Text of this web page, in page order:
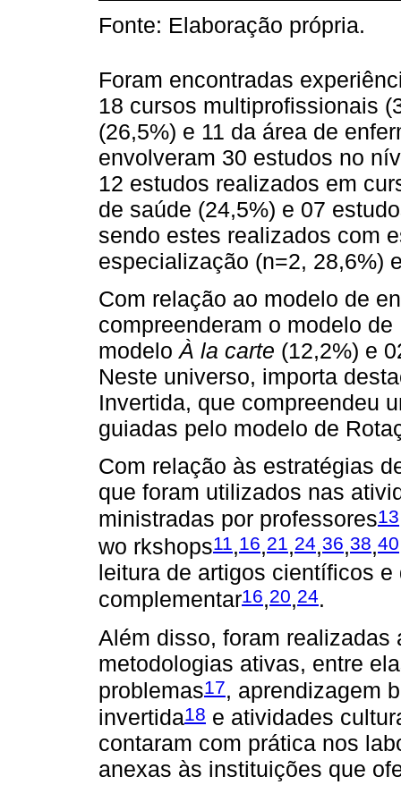
Fonte: Elaboração própria.
Foram encontradas
18 cursos multiprofissionais
(26,5%) e 11 da área de
envolveram 30 estudos no
12 estudos realizados em
de saúde (24,5%) e 07
sendo estes realizados com
especialização (n=2, 28,6%)
Com relação ao modelo de
compreenderam o modelo
modeloÀ la carte (12,2%) e
Neste universo, importa
Invertida, que compreendeu
guiadas pelo modelo de
Com relação às estratégias
que foram utilizados nas
ministradas por professores13
wo rkshops11 ,16,21 ,24,36,38,40
leitura de artigos científicos
complementar16,20,24.
Além disso, foram
metodologias ativas, entre
problemas17, aprendizagem
invertida18 e atividades
contaram com prática nos
anexas às instituições que